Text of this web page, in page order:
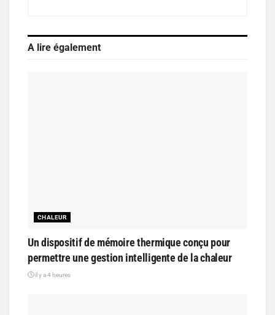
A lire également
CHALEUR
Un dispositif de mémoire thermique conçu pour
permettre une gestion intelligente de la chaleur
il y a 4 heures